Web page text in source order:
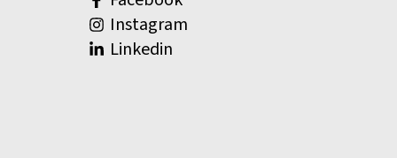
Instagram
Linkedin